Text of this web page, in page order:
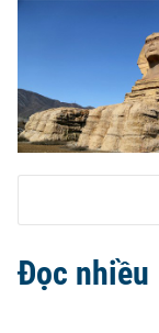
Đọc nhiều